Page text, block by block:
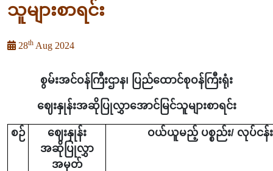
သူများစာရင်း
28th Aug 2024
စွမ်းအင်ဝန်ကြီးဌာန၊ ပြည်ထောင်စုဝန်ကြီးရုံး
ဈေးနှုန်းအဆိုပြုလွှာအောင်မြင်သူများစာရင်း
စဉ်
ဈေးနှုန်း
အဆိုပြုလွှာ
အမှတ်
ဝယ်ယူမည့် ပစ္စည်း/ လုပ်ငန်း